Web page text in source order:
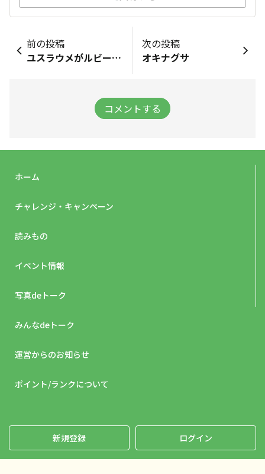
前の投稿
ユスラウメがルビーみたいに熟しました！
次の投稿
オキナグサ
コメントする
ホーム
チャレンジ・キャンペーン
読みもの
イベント情報
写真deトーク
みんなdeトーク
運営からのお知らせ
ポイント/ランクについて
新規登録 ログイン